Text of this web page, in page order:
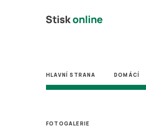
HLAVNÍ STRANA DOMÁCÍ
FOTOGALERIE